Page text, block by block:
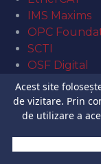
IMS Maxims
OPC
SCTI
OSF Digital
Silicon Service
Acces rapid
Şcolaritate
Acest site
de vizitare. Prin
de utilizare a